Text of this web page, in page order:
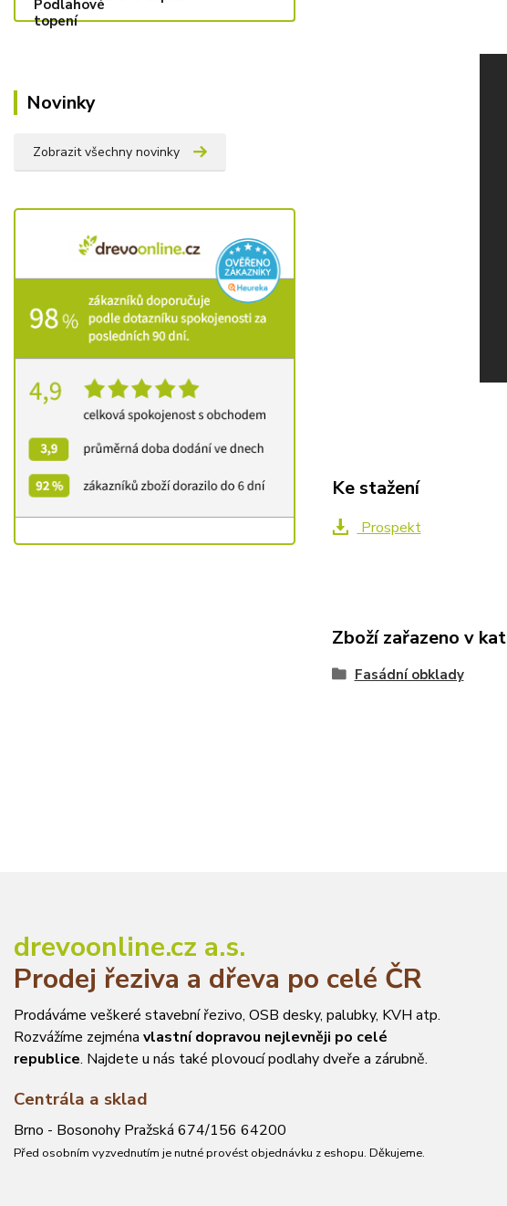
Novinky
Zobrazit všechny novinky
Ke stažení
Prospekt
Zboží zařazeno v
Fasádní obklady
drevoonline.cz a.s.
Prodej řeziva a dřeva po celé ČR
Prodáváme veškeré stavební řezivo, OSB desky, palubky, KVH atp.
Rozvážíme zejména vlastní dopravou nejlevněji po celé
republice. Najdete u nás také plovoucí podlahy dveře a zárubně.
Centrála a sklad
Brno - Bosonohy Pražská 674/156 64200
Před osobním vyzvednutím je nutné provést objednávku z eshopu. Děkujeme.